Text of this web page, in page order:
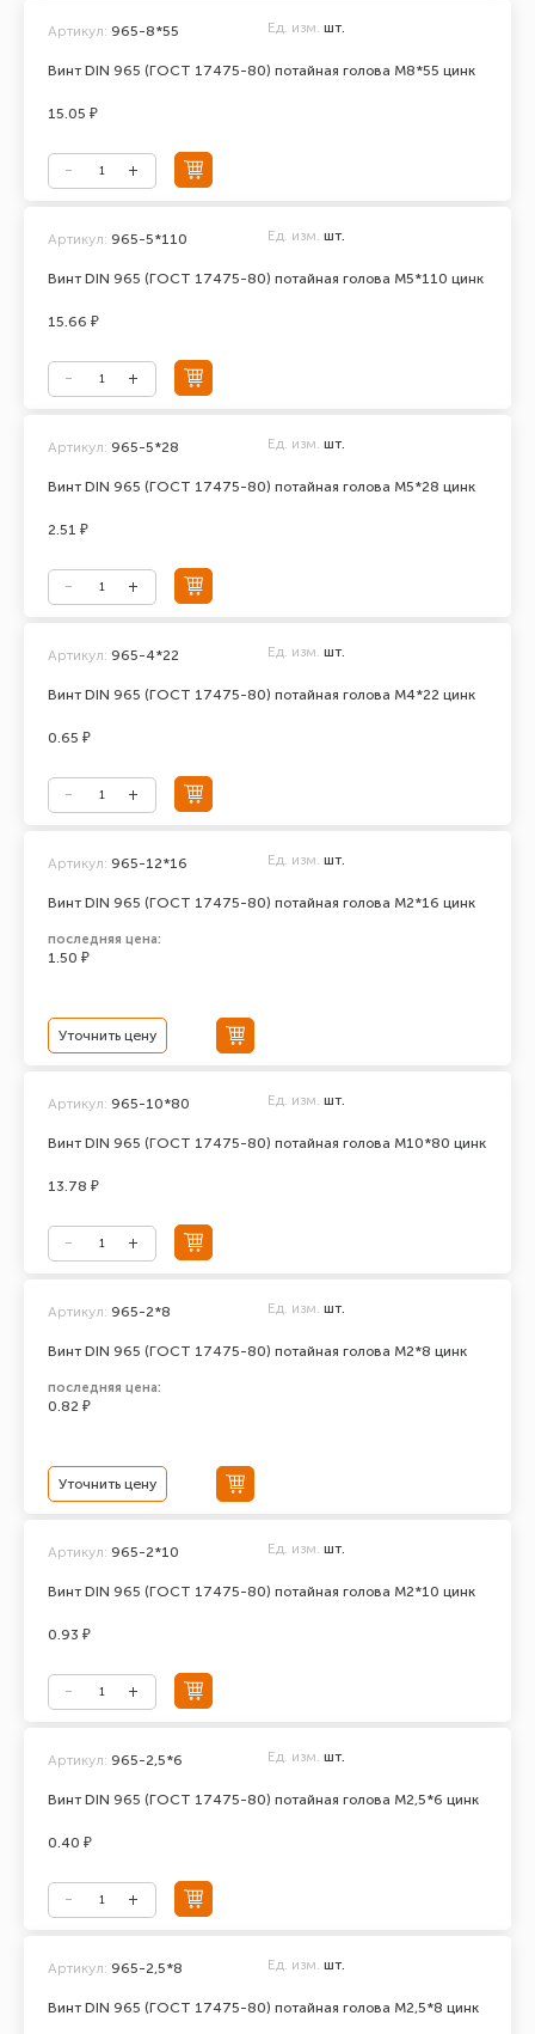
Винт DIN 965 (ГОСТ 17475-80) потайная голова М8*55 цинк
Артикул: 965-8*55 Ед. изм. шт.
15.05 ₽
Винт DIN 965 (ГОСТ 17475-80) потайная голова М5*110 цинк
Артикул: 965-5*110 Ед. изм. шт.
15.66 ₽
Винт DIN 965 (ГОСТ 17475-80) потайная голова М5*28 цинк
Артикул: 965-5*28 Ед. изм. шт.
2.51 ₽
Винт DIN 965 (ГОСТ 17475-80) потайная голова М4*22 цинк
Артикул: 965-4*22 Ед. изм. шт.
0.65 ₽
Винт DIN 965 (ГОСТ 17475-80) потайная голова М2*16 цинк
Артикул: 965-12*16 Ед. изм. шт.
последняя цена:
1.50 ₽
Уточнить цену
Винт DIN 965 (ГОСТ 17475-80) потайная голова М10*80 цинк
Артикул: 965-10*80 Ед. изм. шт.
13.78 ₽
Винт DIN 965 (ГОСТ 17475-80) потайная голова М2*8 цинк
Артикул: 965-2*8 Ед. изм. шт.
последняя цена:
0.82 ₽
Уточнить цену
Винт DIN 965 (ГОСТ 17475-80) потайная голова М2*10 цинк
Артикул: 965-2*10 Ед. изм. шт.
0.93 ₽
Винт DIN 965 (ГОСТ 17475-80) потайная голова М2,5*6 цинк
Артикул: 965-2,5*6 Ед. изм. шт.
0.40 ₽
Винт DIN 965 (ГОСТ 17475-80) потайная голова М2,5*8 цинк
Артикул: 965-2,5*8 Ед. изм. шт.